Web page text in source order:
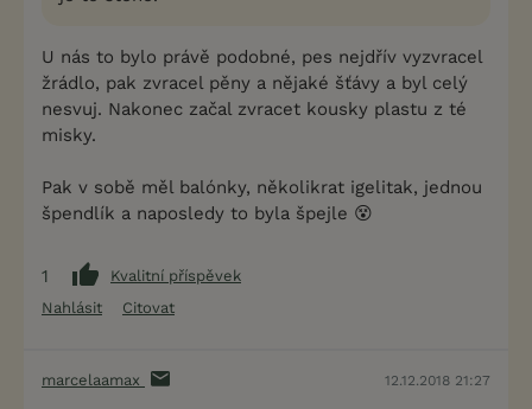
U nás to bylo právě podobné, pes nejdřív vyzvracel
žrádlo, pak zvracel pěny a nějaké šťávy a byl celý
nesvuj. Nakonec začal zvracet kousky plastu z té
misky.
Pak v sobě měl balónky, několikrat igelitak, jednou
špendlík a naposledy to byla špejle 😵
1
Kvalitní příspěvek
Nahlásit
Citovat
marcelaamax 12.12.2018 21:27